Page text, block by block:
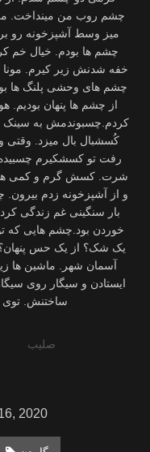
چشم روب من مینداخت.
میز وسط آشپزخونه رو
چشم ها بودم. خیال خم
خفه شدنش زیر کیرم.
چشم های وحشی پلنگ ها بود.
از چشم ها پنهان بودیم.
کردم.چسبوندمش به سینک
کُسشبال بال میزد. وقتی
رفت تو کسشکیرم چسبیده
شرت. کسش گرم و کمی هم
و از آشپزخونه زدم
بار سنگینی غم زندگی
خوردن بود.چشم هایی که
یک شک؟ از یک حس
آسمان شهر. ماشین ها
ایستادن و سیگار روی
ساختنش. توی
صلیب
2020